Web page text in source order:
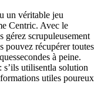
un véritable jeu
Centric. Avec le
gérez scrupuleusement
pouvez récupérer toutes
à peine.
s’ils utilisentla solution
utiles poureux